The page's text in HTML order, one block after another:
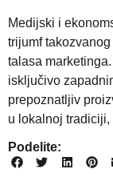
Medijski i
trijumf
talasa
isključivo
prepoznatljiv
u lokalnoj
Podelite: